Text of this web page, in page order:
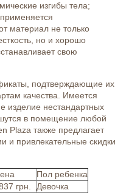
изгибы тела;
материал не только
но и хорошо
свою
подтверждающие их
качества. Имеется
изделие нестандартных
в помещение любой
Plaza также предлагает
и привлекательные скидки
Пол ребенка
грн.
Девочка